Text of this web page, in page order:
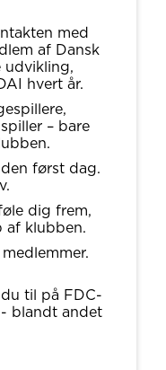
med
af Dansk
udvikling,
hvert år.
– bare
først dag.
dig frem,
af klubben.
til på FDC-
blandt andet